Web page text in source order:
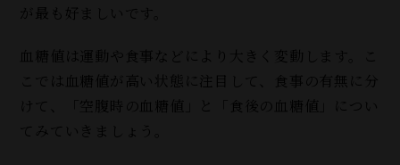
が最も好ましいです。
血糖値は運動や食事などにより大きく変動します。こ
こでは血糖値が高い状態に注目して、食事の有無に分
けて、「空腹時の血糖値」と「食後の血糖値」につい
てみていきましょう。